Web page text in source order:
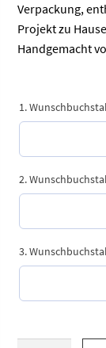
Verpackung,
Projekt zu
Handgemacht
1.
2.
3.